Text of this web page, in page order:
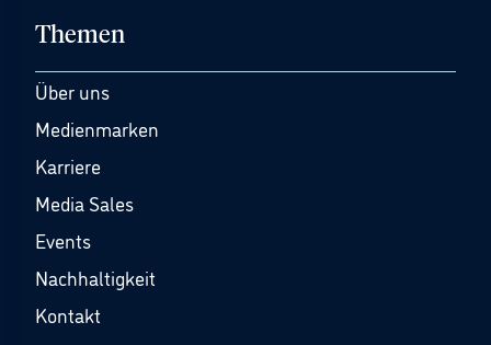
Themen
Über uns
Medienmarken
Karriere
Media Sales
Events
Nachhaltigkeit
Kontakt